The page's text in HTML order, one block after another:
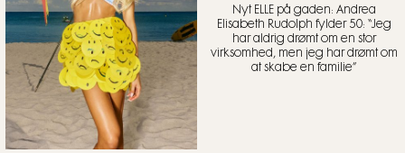
Nyt ELLE på gaden: Andrea
Elisabeth Rudolph fylder 50: “Jeg
har aldrig drømt om en stor
virksomhed, men jeg har drømt om
at skabe en familie”